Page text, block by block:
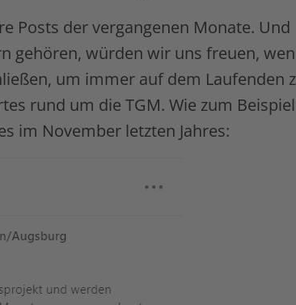
VERMIETUNG)
Posts der vergangenen Monate. Und
gehören, würden wir uns freuen,
um immer auf dem Laufenden
rund um die TGM. Wie zum Beispiel
im November letzten Jahres: